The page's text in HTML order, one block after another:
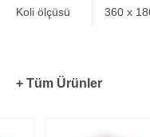
Koli ölçüsü 360 x
+ Tüm Ürünler